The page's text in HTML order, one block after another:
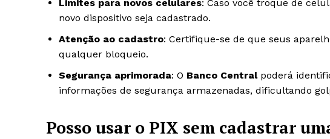
Limites para novos celulares: Caso você troque de
novo dispositivo seja cadastrado.
Atenção ao cadastro: Certifique-se de que seus
qualquer bloqueio.
Segurança aprimorada: O Banco Centralpoderá
informações de segurança armazenadas, dificultando
Posso usar o PIX sem cadastrar